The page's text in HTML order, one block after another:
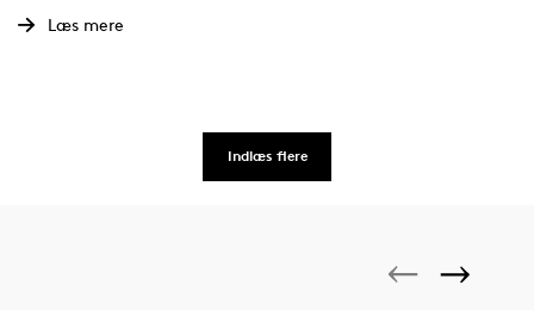
Læs mere
Indlæs flere